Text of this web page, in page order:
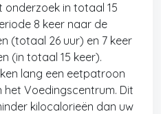
onderzoek in totaal 15
8 keer naar de
(totaal 26 uur) en 7 keer
(in totaal 15 keer).
lang een eetpatroon
het Voedingscentrum. Dit
kilocalorieën dan uw